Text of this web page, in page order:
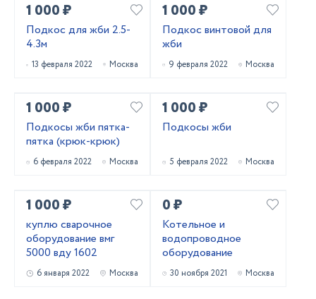
1 000 ₽
Подкос для жби 2.5-
4.3м
13 февраля 2022 Москва
1 000 ₽
Подкос винтовой для
жби
9 февраля 2022 Москва
1 000 ₽
Подкосы жби пятка-
пятка (крюк-крюк)
6 февраля 2022 Москва
1 000 ₽
Подкосы жби
5 февраля 2022 Москва
1 000 ₽
куплю сварочное
оборудование вмг
5000 вду 1602
6 января 2022 Москва
0 ₽
Котельное и
водопроводное
оборудование
30 ноября 2021 Москва